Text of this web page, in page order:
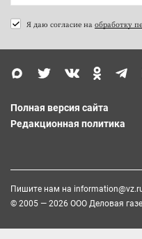
Я даю согласие на обработку
Полная версия сайта
Редакционная политика
Пишите нам на
© 2005 — 2026 ООО Деловая